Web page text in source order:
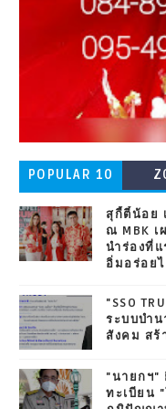
POPULAR 10
สุกี้ตี๋น้อย
ณ MBK
นำร่องที่
อิ่มอร่อย
"SSO
ระบบบำ
สังคม สร้
"นายกฯ"
ทะเบียน